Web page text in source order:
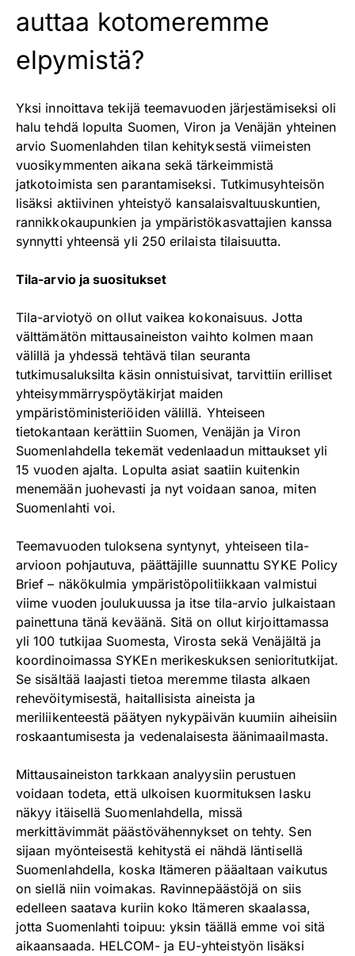
auttaa kotomeremme
elpymistä?
Yksi innoittava tekijä teemavuoden järjestämiseksi oli
halu tehdä lopulta Suomen, Viron ja Venäjän yhteinen
arvio Suomenlahden tilan kehityksestä viimeisten
vuosikymmenten aikana sekä tärkeimmistä
jatkotoimista sen parantamiseksi. Tutkimusyhteisön
lisäksi aktiivinen yhteistyö kansalaisvaltuuskuntien,
rannikkokaupunkien ja ympäristökasvattajien kanssa
synnytti yhteensä yli 250 erilaista tilaisuutta.
Tila-arvio ja suositukset
Tila-arviotyö on ollut vaikea kokonaisuus. Jotta
välttämätön mittausaineiston vaihto kolmen maan
välillä ja yhdessä tehtävä tilan seuranta
tutkimusaluksilta käsin onnistuisivat, tarvittiin erilliset
yhteisymmärryspöytäkirjat maiden
ympäristöministeriöiden välillä. Yhteiseen
tietokantaan kerättiin Suomen, Venäjän ja Viron
Suomenlahdella tekemät vedenlaadun mittaukset yli
15 vuoden ajalta. Lopulta asiat saatiin kuitenkin
menemään juohevasti ja nyt voidaan sanoa, miten
Suomenlahti voi.
Teemavuoden tuloksena syntynyt, yhteiseen tila-
arvioon pohjautuva, päättäjille suunnattu SYKE Policy
Brief – näkökulmia ympäristöpolitiikkaan valmistui
viime vuoden joulukuussa ja itse tila-arvio julkaistaan
painettuna tänä keväänä. Sitä on ollut kirjoittamassa
yli 100 tutkijaa Suomesta, Virosta sekä Venäjältä ja
koordinoimassa SYKEn merikeskuksen senioritutkijat.
Se sisältää laajasti tietoa meremme tilasta alkaen
rehevöitymisestä, haitallisista aineista ja
meriliikenteestä päätyen nykypäivän kuumiin aiheisiin
roskaantumisesta ja vedenalaisesta äänimaailmasta.
Mittausaineiston tarkkaan analyysiin perustuen
voidaan todeta, että ulkoisen kuormituksen lasku
näkyy itäisellä Suomenlahdella, missä
merkittävimmät päästövähennykset on tehty. Sen
sijaan myönteisestä kehitystä ei nähdä läntisellä
Suomenlahdella, koska Itämeren pääaltaan vaikutus
on siellä niin voimakas. Ravinnepäästöjä on siis
edelleen saatava kuriin koko Itämeren skaalassa,
jotta Suomenlahti toipuu: yksin täällä emme voi sitä
aikaansaada. HELCOM- ja EU-yhteistyön lisäksi